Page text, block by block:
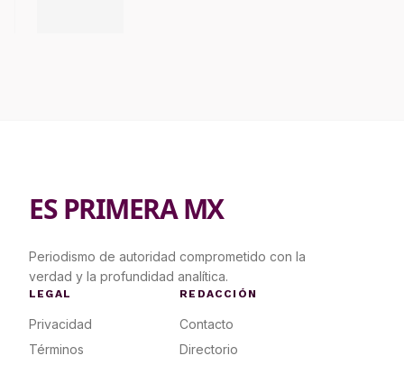
ES PRIMERA MX
Periodismo de autoridad comprometido con la
verdad y la profundidad analítica.
LEGAL
Privacidad
Términos
REDACCIÓN
Contacto
Directorio